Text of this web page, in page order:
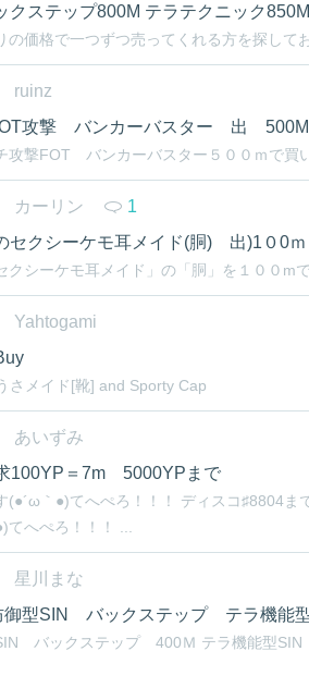
クステップ800M テラテクニック850M
の価格で一つずつ売ってくれる方を探し
ruinz
攻撃 バンカーバスター 出 500M
攻撃FOT バンカーバスター５００ｍで買
カーリン
1
セクシーケモ耳メイド(胴) 出)1０0ｍ
クシーケモ耳メイド」の「胴」を１００
Yahtogami
さメイド[靴] and Sporty Cap
あいずみ
100YP＝7m 5000YPまで
(●´ω｀●)てへぺろ！！！ ディスコ♯8804
てへぺろ！！！ ...
星川まな
御型SIN バックステップ テラ機能
バックステップ 400Ｍ テラ機能型